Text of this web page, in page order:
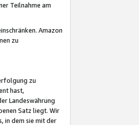
Teilnahme am
Amazon
zu
zu
hast,
Landeswährung
Satz liegt. Wir
in dem sie mit der